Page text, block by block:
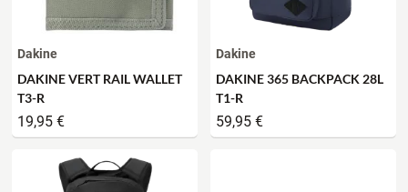
Dakine
DAKINE VERT RAIL WALLET
T3-R
19,95 €
Dakine
DAKINE 365 BACKPACK 28L
T1-R
59,95 €